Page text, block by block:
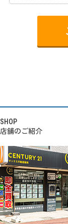
SHOP
店舗のご紹介